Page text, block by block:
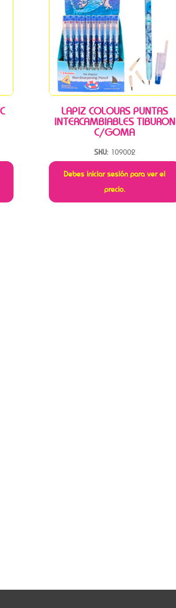
LAPIZ COLOURS PUNTAS
INTERCAMBIABLES TIBURON
C/GOMA
SKU: 109002
Debes iniciar sesión para ver el
precio.